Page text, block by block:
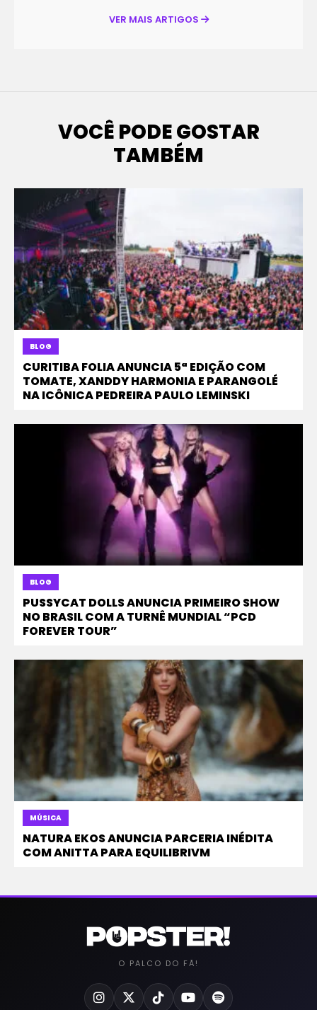
VER MAIS ARTIGOS
VOCÊ PODE GOSTAR
TAMBÉM
BLOG
CURITIBA FOLIA ANUNCIA 5ª EDIÇÃO COM
TOMATE, XANDDY HARMONIA E PARANGOLÉ
NA ICÔNICA PEDREIRA PAULO LEMINSKI
BLOG
PUSSYCAT DOLLS ANUNCIA PRIMEIRO SHOW
NO BRASIL COM A TURNÊ MUNDIAL “PCD
FOREVER TOUR”
MÚSICA
NATURA EKOS ANUNCIA PARCERIA INÉDITA
COM ANITTA PARA EQUILIBRIVM
O PALCO DO FÃ!